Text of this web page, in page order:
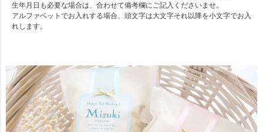
生年月日も必要な場合は、合わせて備考欄にご記入くださいませ。
アルファベットでお入れする場合、頭文字は大文字それ以降を小文字でお入
れします。